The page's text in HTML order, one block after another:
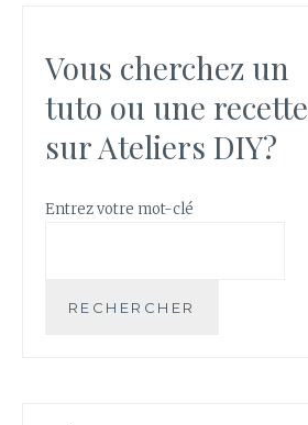
Vous cherchez un
tuto ou une recette
sur Ateliers DIY?
Entrez votre mot-clé
RECHERCHER